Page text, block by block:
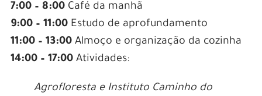
7:00 – 8:00Café da manhã
9:00 – 11:00Estudo de aprofundamento
11:00 – 13:00Almoço e organização da cozinha
14:00 – 17:00Atividades:
Agrofloresta e Instituto Caminho do